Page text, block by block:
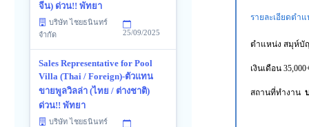
จีน) ด่วน!! พัทยา
บริษัท ไชยธนินทร์
จำกัด
25/09/2025
Sales Representative for Pool
Villa (Thai / Foreign)-ตัวแทน
ขายพูลวิลล่า (ไทย / ต่างชาติ)
ด่วน!! พัทยา
บริษัท ไชยธนินทร์
รายละเอียดตำแ
ตำแหน่ง สมุห์บั
เงินเดือน
สถานที่ทำงาน